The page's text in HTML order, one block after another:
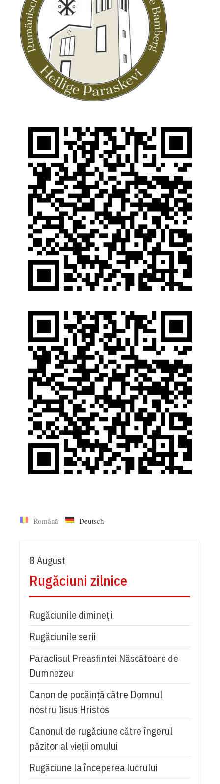
Română Deutsch
8 August
Rugăciuni zilnice
Rugăciunile dimineții
Rugăciunile serii
Paraclisul Preasfintei Născătoare de
Dumnezeu
Canon de pocăință către Domnul
nostru Iisus Hristos
Canonul de rugăciune către îngerul
păzitor al vieții omului
Rugăciune la începerea lucrului